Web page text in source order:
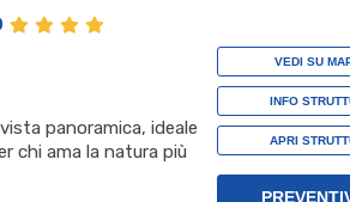
panoramica, ideale
chi ama la natura più
VEDI SU
INFO
APRI